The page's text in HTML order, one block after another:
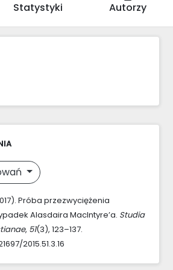
Statystyki Autorzy
Próba przezwyciężenia
Alasdaira MacIntyre’a. Studia
, 51(3), 123–137.
2015.51.3.16